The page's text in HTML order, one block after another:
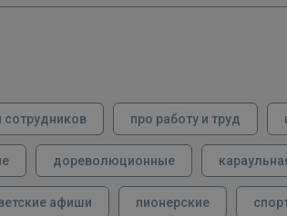
про работу и труд
дореволюционные
афиши пионерские